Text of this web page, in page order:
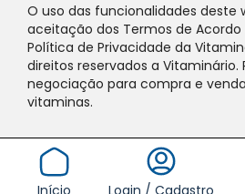
O uso das funcionalidades deste
aceitação dos Termos de Acordo
Política de Privacidade da
direitos reservados a
negociação para compra e
vitaminas.
Início Login / Cadastro